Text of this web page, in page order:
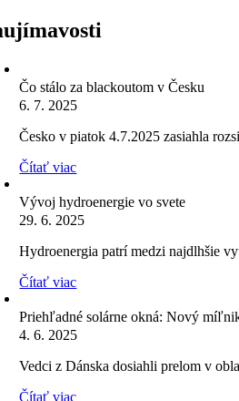
Čo stálo za blackoutom v Česku
6. 7. 2025
Česko v piatok 4.7.2025 zasiahla
Čítať viac
Vývoj hydroenergie vo svete
29. 6. 2025
Hydroenergia patrí medzi najdlhšie
Čítať viac
Priehľadné solárne okná: Nový
4. 6. 2025
Vedci z Dánska dosiahli prelom v
Čítať viac